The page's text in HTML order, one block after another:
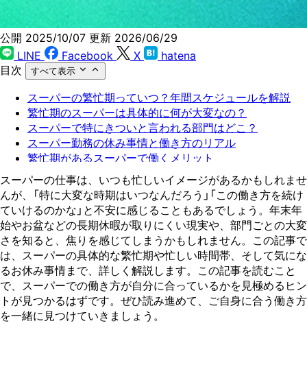
公開 2025/10/07 更新 2026/06/29
LINE
Facebook X
hatena
目次
すべて表示
スーパーの繁忙期っていつ？年間スケジュールを解説
繁忙期のスーパーは具体的に何が大変なの？
スーパーで特にきついと言われる部門はどこ？
スーパー勤務の休み事情と働き方のリアル
繁忙期があるスーパーで働くメリット
繁忙期があるスーパーで働くデメリット
スーパーの仕事に向いている人の特徴
スーパーの働き方が合わないと感じたら
スーパーの仕事は、いつも忙しいイメージがあるかもしれませ
んが、「特に大変な時期はいつなんだろう」「この働き方を続け
ていけるのかな」と不安に感じることもあるでしょう。年末年
始やお盆などの長期休暇が取りにくい現実や、部門ごとの大変
さを知ると、焦りを感じてしまうかもしれません。この記事で
は、スーパーの具体的な繁忙期や忙しい時間帯、そして気にな
るお休み事情まで、詳しく解説します。この記事を読むこと
で、スーパーでの働き方が自分に合っているかを見極めるヒン
トが見つかるはずです。ぜひ読み進めて、ご自身に合う働き方
を一緒に見つけていきましょう。